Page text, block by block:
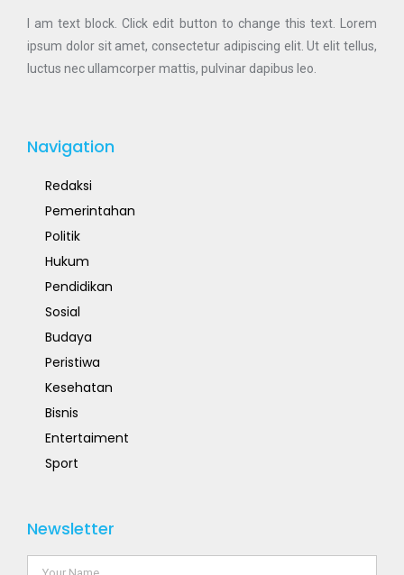
I am text block. Click edit button to change this text. Lorem
ipsum dolor sit amet, consectetur adipiscing elit. Ut elit tellus,
luctus nec ullamcorper mattis, pulvinar dapibus leo.
Navigation
Redaksi
Pemerintahan
Politik
Hukum
Pendidikan
Sosial
Budaya
Peristiwa
Kesehatan
Bisnis
Entertaiment
Sport
Newsletter